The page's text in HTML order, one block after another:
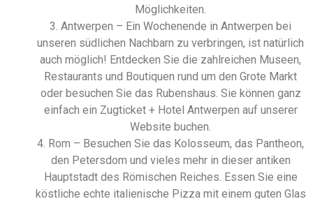
Möglichkeiten.
3. Antwerpen – Ein Wochenende in Antwerpen bei
unseren südlichen Nachbarn zu verbringen, ist natürlich
auch möglich! Entdecken Sie die zahlreichen Museen,
Restaurants und Boutiquen rund um den Grote Markt
oder besuchen Sie das Rubenshaus. Sie können ganz
einfach ein Zugticket + Hotel Antwerpen auf unserer
Website buchen.
4. Rom – Besuchen Sie das Kolosseum, das Pantheon,
den Petersdom und vieles mehr in dieser antiken
Hauptstadt des Römischen Reiches. Essen Sie eine
köstliche echte italienische Pizza mit einem guten Glas